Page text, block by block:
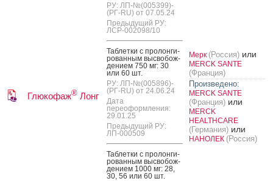
Глюкофаж®Лонг
РУ: ЛП-№(005399)-
(РГ-RU) от 07.05.24
Предыдущий РУ:
ЛСР-002098/10
Таб­летки с про­лон­ги­
рован­ным выс­во­бож­
де­ни­ем 750 мг: 30
или 60 шт.
РУ: ЛП-№(005896)-
(РГ-RU) от 24.06.24
Дата
переоформления:
29.01.25
Предыдущий РУ:
ЛП-000509
Таб­летки с про­лон­ги­
рован­ным выс­во­бож­
де­ни­ем 1000 мг: 28,
30, 56 или 60 шт.
Мерк (Россия) или
MERCK SANTE
(Франция)
Произведено:
MERCK SANTE
(Франция) или
MERCK
HEALTHCARE
(Германия) или
НАНОЛЕК (Россия)